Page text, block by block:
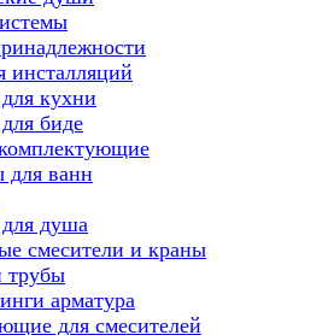
инсталляций
кухни
биде
для ванн
душа
смесители и краны
трубы
арматура
для смесителей